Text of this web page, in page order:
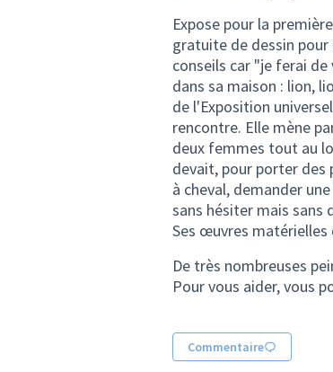
Expose pour la
gratuite de dessin pour
conseils car "je ferai de
dans sa maison : lion,
de l'Exposition
rencontre. Elle mène
deux femmes tout au
devait, pour porter des
à cheval, demander
sans hésiter mais
Ses œuvres
De très nombreuses
Pour vous aider, vous
Commentaire